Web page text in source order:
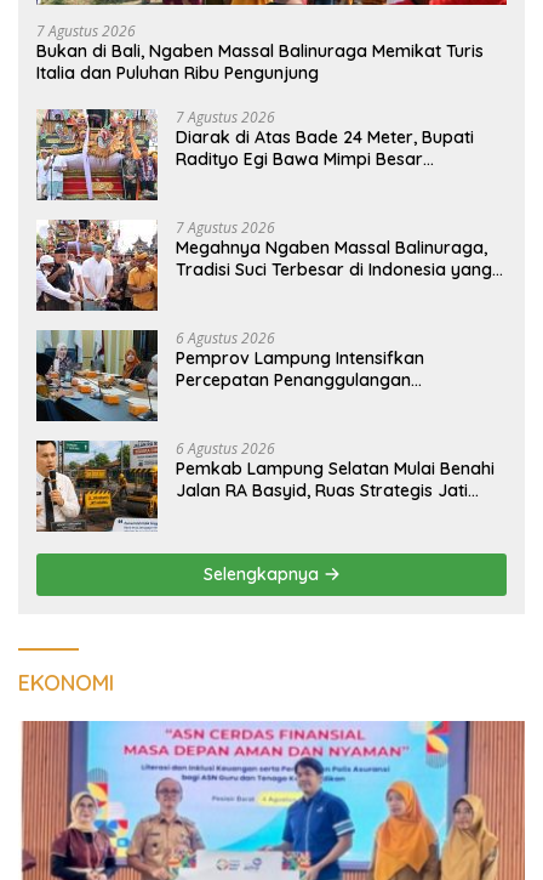
7 Agustus 2026
Bukan di Bali, Ngaben Massal Balinuraga Memikat Turis
Italia dan Puluhan Ribu Pengunjung
7 Agustus 2026
Diarak di Atas Bade 24 Meter, Bupati
Radityo Egi Bawa Mimpi Besar
7 Agustus 2026
Megahnya Ngaben Massal Balinuraga,
Tradisi Suci Terbesar di Indonesia yang
6 Agustus 2026
Pemprov Lampung Intensifkan
Percepatan Penanggulangan
6 Agustus 2026
Pemkab Lampung Selatan Mulai Benahi
Jalan RA Basyid, Ruas Strategis Jati
Selengkapnya
EKONOMI